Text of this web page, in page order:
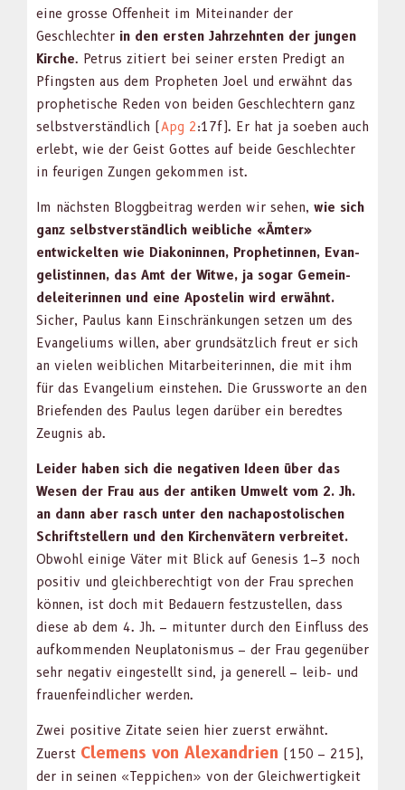
eine grosse Offen­heit im Miteinan­der der
Geschlechter in den ersten Jahrzehn­ten der jun­gen
Kirche. Petrus zitiert bei sein­er ersten Predigt an
Pfin­g­sten aus dem Propheten Joel und erwäh­nt das
prophetis­che Reden von bei­den Geschlechtern ganz
selb­stver­ständlich (Apg 2:17f). Er hat ja soeben auch
erlebt, wie der Geist Gottes auf bei­de Geschlechter
in feuri­gen Zun­gen gekom­men ist.
Im näch­sten Blog­g­beitrag wer­den wir sehen, wie sich
ganz selb­stver­ständlich weib­liche «Ämter»
entwick­el­ten wie Diakonin­nen, Prophetinnen, Evan­
ge­listin­nen, das Amt der Witwe, ja sog­ar Gemein­
delei­t­erin­nen und eine Apos­telin wird erwäh­nt.
Sich­er, Paulus kann Ein­schränkun­gen set­zen um des
Evan­geli­ums willen, aber grund­sät­zlich freut er sich
an vie­len weib­lichen Mitar­bei­t­erin­nen, die mit ihm
für das Evan­geli­um ein­ste­hen. Die Gruss­worte an den
Briefend­en des Paulus leg­en darüber ein beredtes
Zeug­nis ab.
Lei­der haben sich die neg­a­tiv­en Ideen über das
Wesen der Frau aus der antiken Umwelt vom 2. Jh.
an dann aber rasch unter den nacha­pos­tolis­chen
Schrift­stellern und den Kirchen­vätern ver­bre­it­et.
Obwohl einige Väter mit Blick auf Gen­e­sis 1–3 noch
pos­i­tiv und gle­ich­berechtigt von der Frau sprechen
kön­nen, ist doch mit Bedauern festzustellen, dass
diese ab dem 4. Jh. – mitunter durch den Ein­fluss des
aufk­om­menden Neu­pla­ton­is­mus – der Frau gegenüber
sehr neg­a­tiv eingestellt sind, ja generell – leib- und
frauen­feindlich­er wer­den.
Zwei pos­i­tive Zitate seien hier zuerst erwäh­nt.
Zuerst Clemens von Alexan­drien (150 – 215),
der in seinen «Tep­pichen» von der Gle­ich­w­er­tigkeit